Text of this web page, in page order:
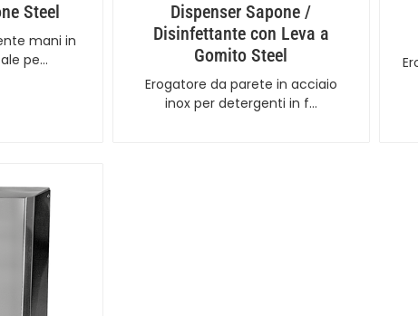
Steel
mani in
pe…
Dispenser Sapone /
Disinfettante con Leva a
Gomito Steel
Erogatore da parete in acciaio
inox per detergenti in f…